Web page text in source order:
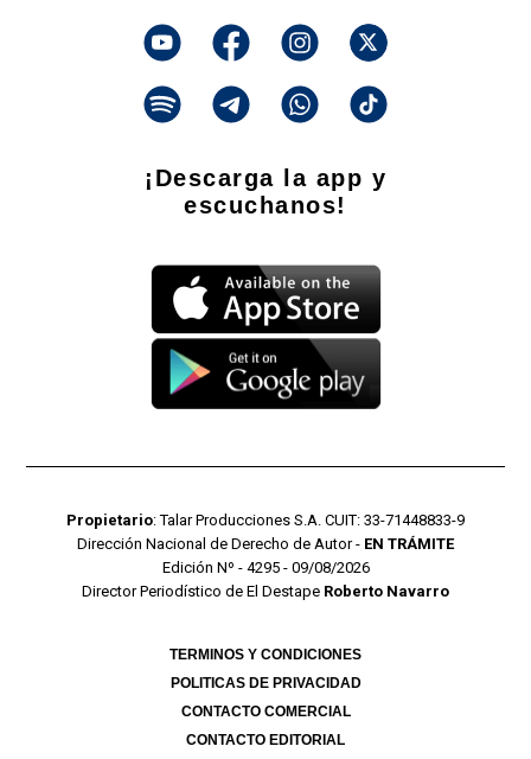
¡Descarga la app y
escuchanos!
Propietario: Talar Producciones S.A. CUIT: 33-71448833-9
Dirección Nacional de Derecho de Autor - EN TRÁMITE
Edición Nº - 4295 - 09/08/2026
Director Periodístico de El Destape Roberto Navarro
TERMINOS Y CONDICIONES
POLITICAS DE PRIVACIDAD
CONTACTO COMERCIAL
CONTACTO EDITORIAL